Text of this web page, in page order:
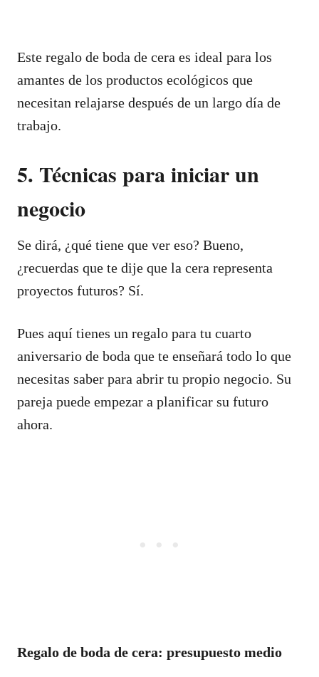
Este regalo de boda de cera es ideal para los
amantes de los productos ecológicos que
necesitan relajarse después de un largo día de
trabajo.
5. Técnicas para iniciar un
negocio
Se dirá, ¿qué tiene que ver eso? Bueno,
¿recuerdas que te dije que la cera representa
proyectos futuros? Sí.
Pues aquí tienes un regalo para tu cuarto
aniversario de boda que te enseñará todo lo que
necesitas saber para abrir tu propio negocio. Su
pareja puede empezar a planificar su futuro
ahora.
Regalo de boda de cera: presupuesto medio